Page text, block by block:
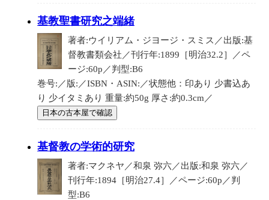
基教聖書研究之端緒
著者:ウイリアム・ジヨージ・スミス／出版:基
督教書類会社／刊行年:1899［明治32.2］／ペ
ージ:60p／判型:B6
巻号:／版:／ISBN・ASIN:／状態他：印あり 少書込あ
り 少イタミあり 重量:約50g 厚さ:約0.3cm／
日本の古本屋で確認
基督教の学術的研究
著者:マクネヤ／和泉 弥六／出版:和泉 弥六／
刊行年:1894［明治27.4］／ページ:60p／判
型:B6